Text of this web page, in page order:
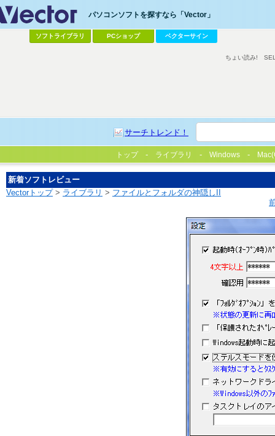
パソコンソフトを探すなら「Vector」
ソフトライブラリ PCショップ ベクターサイン
サーチトレンド！
ちょい読み!
トップ ライブラリ Windows
新着ソフトレビュー
Vectorトップ> ライブラリ > ファイルとフォルダの神隠しII